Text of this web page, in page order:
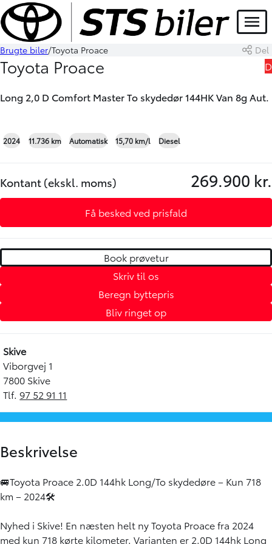
Menu
Book prøvetur
Brugte biler Toyota Proace Del
Toyota Proace
Long 2,0 D Comfort Master To skydedør 144HK Van 8g Aut.
D
+21
2024 11.736 km Automatisk 15,70 km/l Diesel
Kontant (ekskl. moms) 269.900 kr.
Få besked ved prisfald
Book prøvetur
Skriv til os
Beregn byttepris
Bliv ringet op
Skive
Viborgvej 1
7800 Skive
Tlf.97 52 91 11
Beskrivelse
🚐Toyota Proace 2.0D 144hk Long/To skydedøre – Kun 718
km – 2024🛠️
Nyhed i Skive! En næsten helt ny Toyota Proace fra 2024
med kun 718 kørte kilometer. Varianten er 2.0D 144hk Long